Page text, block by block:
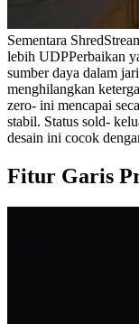
Sementara
lebih UDPPerbaikan
sumber daya dalam
menghilangkan
zero- ini mencapai
stabil. Status sold-
desain ini cocok
Fitur Garis